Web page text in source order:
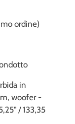
ordine)
in
woofer -
/ 133,35